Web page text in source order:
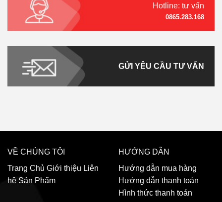
Hotline: tư vấn
0865.283.168
GỬI YÊU CẦU TƯ VẤN
VỀ CHÚNG TÔI
Trang Chủ Giới thiệu Liên
hệ Sản Phẩm
HƯỚNG DẪN
Hướng dẫn mua hàng
Hướng dẫn thanh toán
Hình thức thanh toán